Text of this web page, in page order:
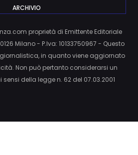
ARCHIVIO
proprietà di Emittente Editoriale
Milano - P.Iva: 10133750967 - Questo
in quanto viene aggiornato
Non può pertanto considerarsi un
della legge n. 62 del 07.03.2001